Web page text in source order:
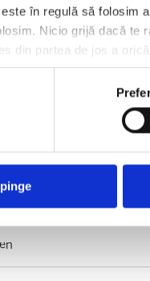
în regulă să folosim
Nicio grijă dacă te
din partea de jos a
de servicii